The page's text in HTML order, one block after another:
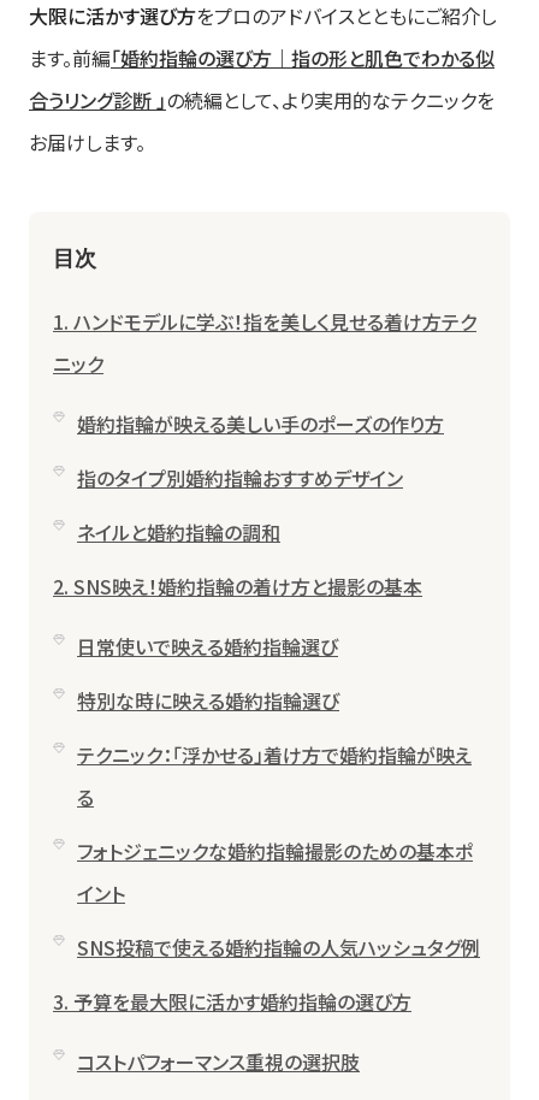
大限に活かす選び方をプロのアドバイスとともにご紹介し
ます。前編「婚約指輪の選び方｜指の形と肌色でわかる似
合うリング診断 」の続編として、より実用的なテクニックを
お届けします。
目次
1. ハンドモデルに学ぶ！指を美しく見せる着け方テク
ニック
婚約指輪が映える美しい手のポーズの作り方
指のタイプ別婚約指輪おすすめデザイン
ネイルと婚約指輪の調和
2. SNS映え！婚約指輪の着け方と撮影の基本
日常使いで映える婚約指輪選び
特別な時に映える婚約指輪選び
テクニック：「浮かせる」着け方で婚約指輪が映え
る
フォトジェニックな婚約指輪撮影のための基本ポ
イント
SNS投稿で使える婚約指輪の人気ハッシュタグ例
3. 予算を最大限に活かす婚約指輪の選び方
コストパフォーマンス重視の選択肢